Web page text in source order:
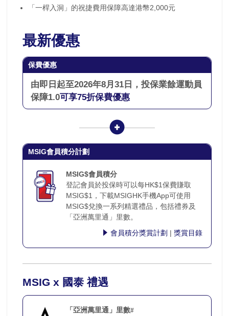
「一桿入洞」的祝捷費用保障高達港幣2,000元
最新優惠
保費優惠
由即日起至2026年8月31日，投保業餘運動員
保障1.0可享75折保費優惠
MSIG會員積分計劃
MSIG$會員積分
登記會員於投保時可以每HK$1保費賺取
MSIG$1，下載MSIGHK手機App可使用
MSIG$兌換一系列精選禮品，包括禮券及
「亞洲萬里通」里數。
會員積分獎賞計劃 | 獎賞目錄
MSIG x 國泰 禮遇
「亞洲萬里通」里數#